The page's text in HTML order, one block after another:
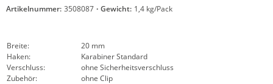
Artikelnummer: 3508087 · Gewicht: 1,4 kg/Pack
Breite:
20 mm
Haken:
Karabiner Standard
Verschluss:
ohne Sicherheitsverschluss
Zubehör:
ohne Clip